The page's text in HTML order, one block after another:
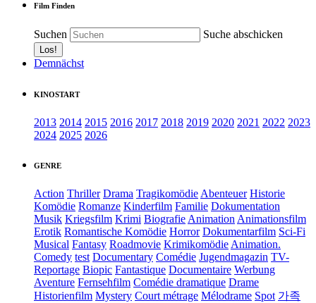
Film Finden
Suchen Suche abschicken
Demnächst
KINOSTART
2013 2014 2015 2016 2017 2018 2019 2020 2021 2022 2023
2024 2025 2026
GENRE
Action Thriller Drama TragikomödieAbenteuer Historie
Komödie Romanze Kinderfilm Familie Dokumentation
Musik Kriegsfilm Krimi BiografieAnimationAnimationsfilm
Erotik Romantische Komödie Horror Dokumentarfilm Sci-Fi
Musical Fantasy Roadmovie KrimikomödieAnimation.
Comedy test Documentary Comédie Jugendmagazin TV-
Reportage Biopic Fantastique Documentaire Werbung
Aventure Fernsehfilm Comédie dramatique Drame
Historienfilm Mystery Court métrage Mélodrame Spot 가족